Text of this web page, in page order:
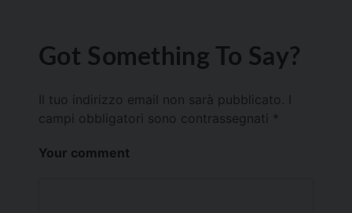
Got Something To Say?
Il tuo indirizzo email non sarà pubblicato.
campi obbligatori sono contrassegnati *
Your comment